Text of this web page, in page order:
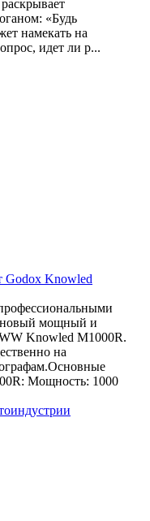
«Будь
намекать на
идет ли р...
Godox Knowled
новый мощный и
Knowled M1000R.
на
Мощность: 1000